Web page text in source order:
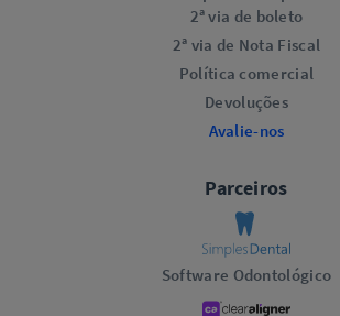
2ª via de boleto
2ª via de Nota Fiscal
Política comercial
Devoluções
Avalie-nos
Parceiros
Software Odontológico